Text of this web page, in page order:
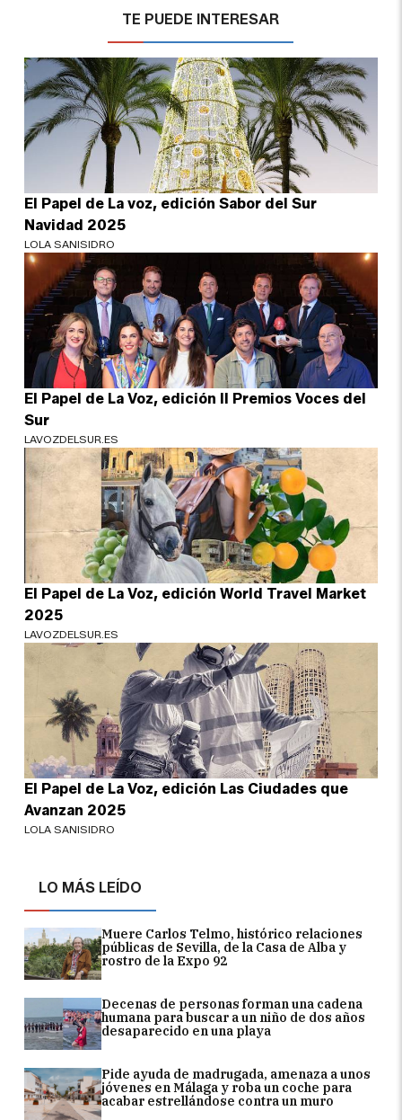
LO MÁS LEÍDO
Muere Carlos Telmo, histórico relaciones
públicas de Sevilla, de la Casa de Alba y
rostro de la Expo 92
Decenas de personas forman una cadena
humana para buscar a un niño de dos años
desaparecido en una playa
Pide ayuda de madrugada, amenaza a unos
jóvenes en Málaga y roba un coche para
acabar estrellándose contra un muro
TE PUEDE INTERESAR
El Papel de La voz, edición Sabor del Sur
Navidad 2025
LOLA SANISIDRO
El Papel de La Voz, edición II Premios Voces del
Sur
LAVOZDELSUR.ES
El Papel de La Voz, edición World Travel Market
2025
LAVOZDELSUR.ES
El Papel de La Voz, edición Las Ciudades que
Avanzan 2025
LOLA SANISIDRO